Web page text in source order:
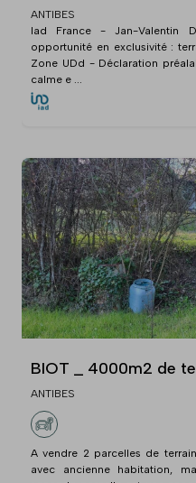
ANTIBES
Iad France - Jan-Valentin
opportunité en exclusivité :
Zone UDd - Déclaration
calme e ...
BIOT _ 4000m2 de
ANTIBES
A vendre 2 parcelles de
avec ancienne habitation,